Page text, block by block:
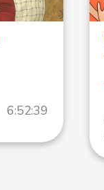
6:52:39